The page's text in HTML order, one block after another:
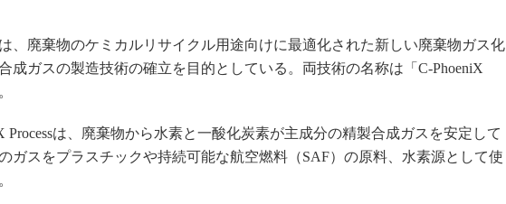
、廃棄物のケミカルリサイクル用途向けに最適化された新しい廃棄物ガス化
成ガスの製造技術の確立を目的としている。両技術の名称は「C-PhoeniX
Processは、廃棄物から水素と一酸化炭素が主成分の精製合成ガスを安定して
ガスをプラスチックや持続可能な航空燃料（SAF）の原料、水素源として使